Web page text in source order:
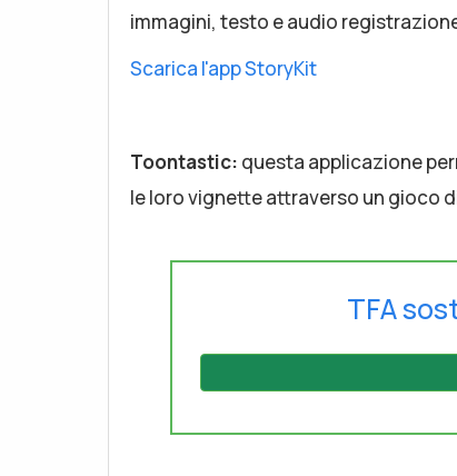
immagini, testo e audio
Scarica l'app StoryKit
Toontastic: questa applicazione
le loro vignette attraverso un gioco
TFA